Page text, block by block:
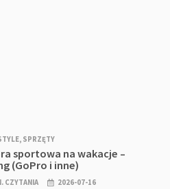
, SPRZĘTY
sportowa na wakacje –
(GoPro i inne)
CZYTANIA 2026-07-16